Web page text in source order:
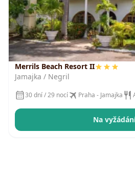
Merrils Beach Resort II
Jamajka / Negril
30 dní / 29 nocí Praha - Jamajka
Na